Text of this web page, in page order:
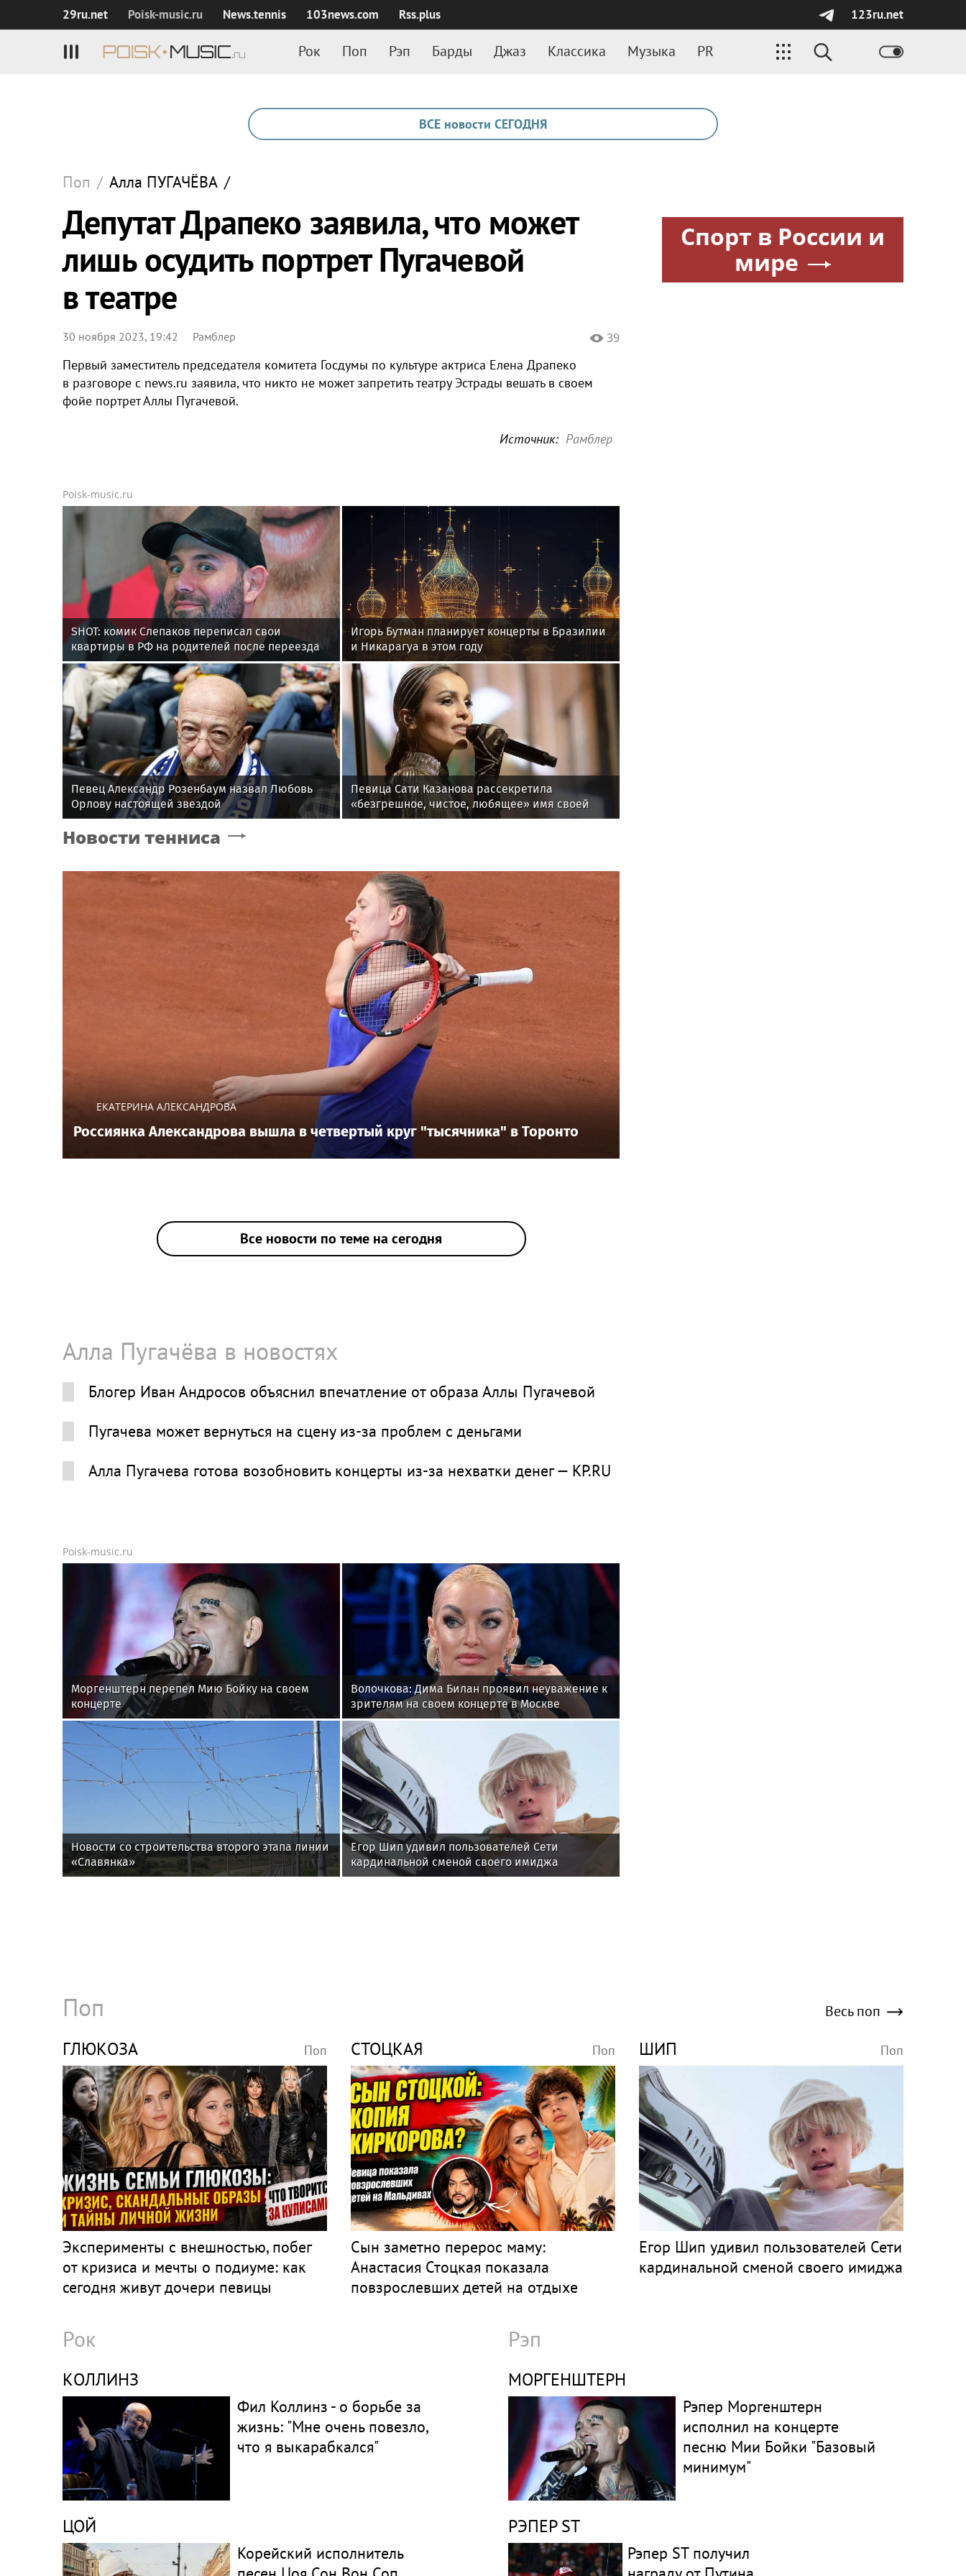
29ru.net Poisk‑music.ru News.tennis 103news.com Rss.plus 123ru.net
Рок Поп Рэп Барды Джаз Классика Музыка PR
ВСЕ новости СЕГОДНЯ
Поп / Алла ПУГАЧЁВА /
Депутат Драпеко заявила, что может
лишь осудить портрет Пугачевой
в театре
30 ноября 2023, 19:42 Рамблер 39
Первый заместитель председателя комитета Госдумы по культуре актриса Елена Драпеко
в разговоре с news.ru заявила, что никто не может запретить театру Эстрады вешать в своем
фойе портрет Аллы Пугачевой.
Источник: Рамблер
Poisk-music.ru
SHOT: комик Слепаков переписал свои
квартиры в РФ на родителей после переезда
Игорь Бутман планирует концерты в Бразилии
и Никарагуа в этом году
Певец Александр Розенбаум назвал Любовь
Орлову настоящей звездой
Певица Сати Казанова рассекретила
«безгрешное, чистое, любящее» имя своей
дочери
Новости тенниса
ЕКАТЕРИНА АЛЕКСАНДРОВА
Россиянка Александрова вышла в четвертый круг "тысячника" в Торонто
Все новости по теме на сегодня
Алла Пугачёва в новостях
Блогер Иван Андросов объяснил впечатление от образа Аллы Пугачевой
Пугачева может вернуться на сцену из-за проблем с деньгами
Алла Пугачева готова возобновить концерты из-за нехватки денег — KP.RU
Poisk-music.ru
Моргенштерн перепел Мию Бойку на своем
концерте
Волочкова: Дима Билан проявил неуважение к
зрителям на своем концерте в Москве
Новости со строительства второго этапа линии
«Славянка»
Егор Шип удивил пользователей Сети
кардинальной сменой своего имиджа
Поп Весь поп
ГЛЮКОЗА Поп
Эксперименты с внешностью, побег
от кризиса и мечты о подиуме: как
сегодня живут дочери певицы
СТОЦКАЯ Поп
Сын заметно перерос маму:
Анастасия Стоцкая показала
повзрослевших детей на отдыхе
ШИП Поп
Егор Шип удивил пользователей Сети
кардинальной сменой своего имиджа
Рок
КОЛЛИНЗ
Фил Коллинз - о борьбе за
жизнь: "Мне очень повезло,
что я выкарабкался"
ЦОЙ
Корейский исполнитель
Рэп
МОРГЕНШТЕРН
Рэпер Моргенштерн
исполнил на концерте
песню Мии Бойки "Базовый
минимум"
РЭПЕР ST
Рэпер ST получил